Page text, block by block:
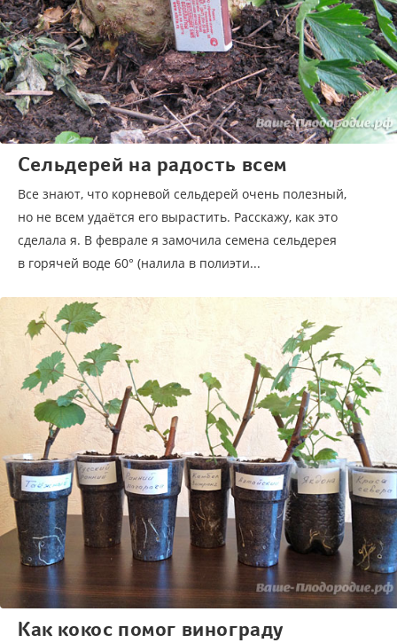
Сельдерей на радость всем
Все знают, что корневой сельдерей очень полезный,
но не всем удаётся его вырастить. Расскажу, как это
сделала я. В феврале я замочила семена сельдерея
в горячей воде 60° (налила в полиэти...
Как кокос помог винограду